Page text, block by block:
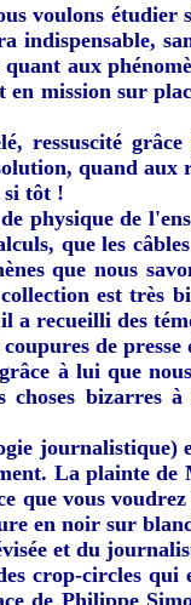
voulons
indispensable,
aux
mission sur
ressuscité
quand
si tôt !
de
que les
que nous
est très
recueilli des
de
à lui que
choses bizarres
journalistique)
La plainte de
que vous
en noir sur
et du
crop-circles qui
de Philippe